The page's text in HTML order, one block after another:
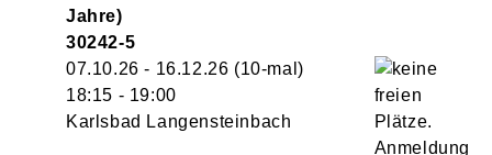
Jahre)
30242-5
07.10.26 - 16.12.26 (10-mal)
18:15 - 19:00
Karlsbad Langensteinbach